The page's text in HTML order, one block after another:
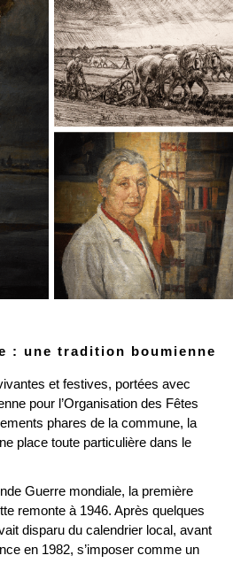
: une tradition boumienne
et festives, portées avec
pour l’Organisation des Fêtes
phares de la commune, la
place toute particulière dans le
Guerre mondiale, la première
remonte à 1946. Après quelques
disparu du calendrier local, avant
en 1982, s’imposer comme un